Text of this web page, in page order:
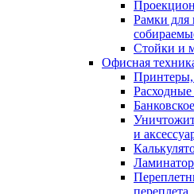
Рамки для
Стойки и
Офисная
и
переплета